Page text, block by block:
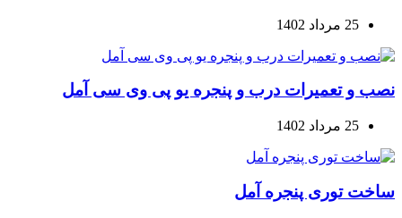
25 مرداد 1402
نصب و تعمیرات درب و پنجره یو پی وی سی آمل
25 مرداد 1402
ساخت توری پنجره آمل